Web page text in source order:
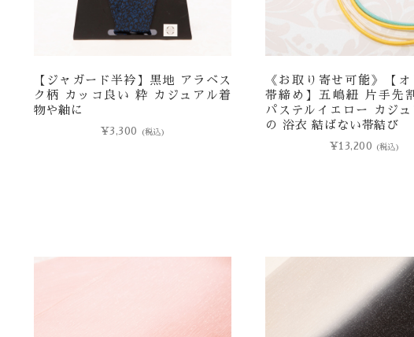
【ジャガード半衿】黒地 アラベス
ク柄 カッコ良い 粋 カジュアル着
物や紬に
¥3,300 (税込)
《お取り寄せ可能》【
帯締め】五嶋紐 片手先
パステルイエロー カジュ
の 浴衣 結ばない帯結び
¥13,200 (税込)